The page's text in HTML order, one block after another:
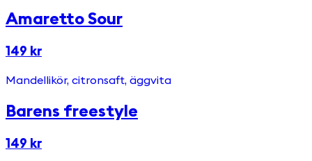
Amaretto Sour
149 kr
Mandellikör, citronsaft, äggvita
Barens freestyle
149 kr